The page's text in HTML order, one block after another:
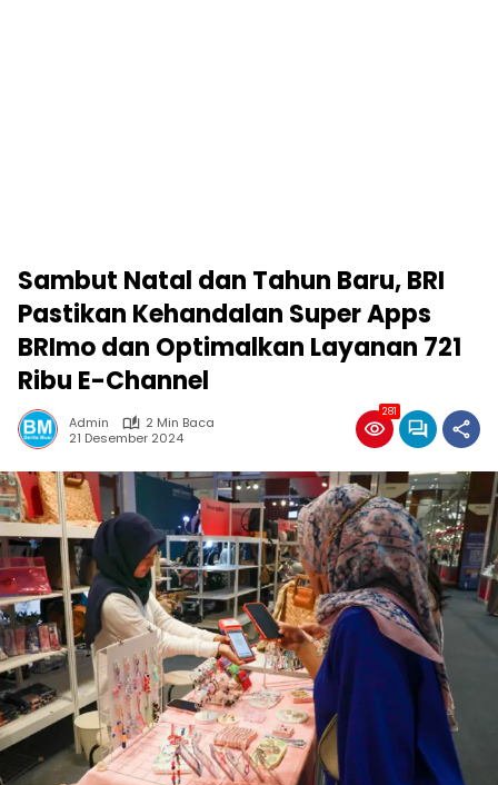
Sambut Natal dan Tahun Baru, BRI
Pastikan Kehandalan Super Apps
BRImo dan Optimalkan Layanan 721
Ribu E-Channel
Admin
2 Min Baca
21 Desember 2024
281